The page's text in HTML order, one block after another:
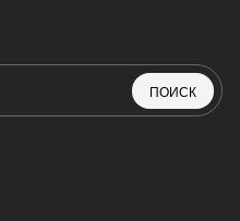
ПОИСК